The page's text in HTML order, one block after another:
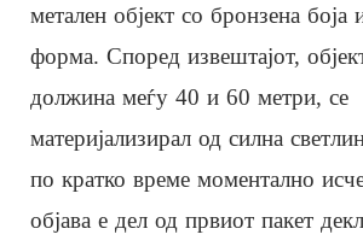
метален објект со бронзена боја
форма. Според извештајот,
должина меѓу 40 и 60 метри, се
материјализирал од силна
по кратко време моментално
објава е дел од првиот пакет